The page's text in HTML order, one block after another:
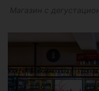
Магазин с